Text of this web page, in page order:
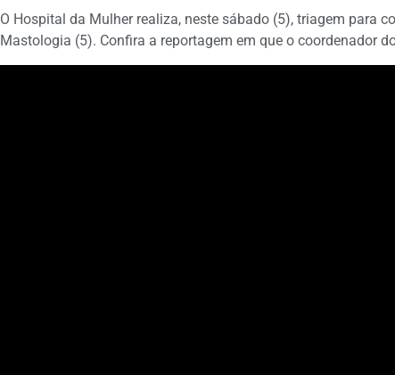
O Hospital da Mulher realiza, neste sábado (5), triagem para
Mastologia (5). Confira a reportagem em que o coordenador